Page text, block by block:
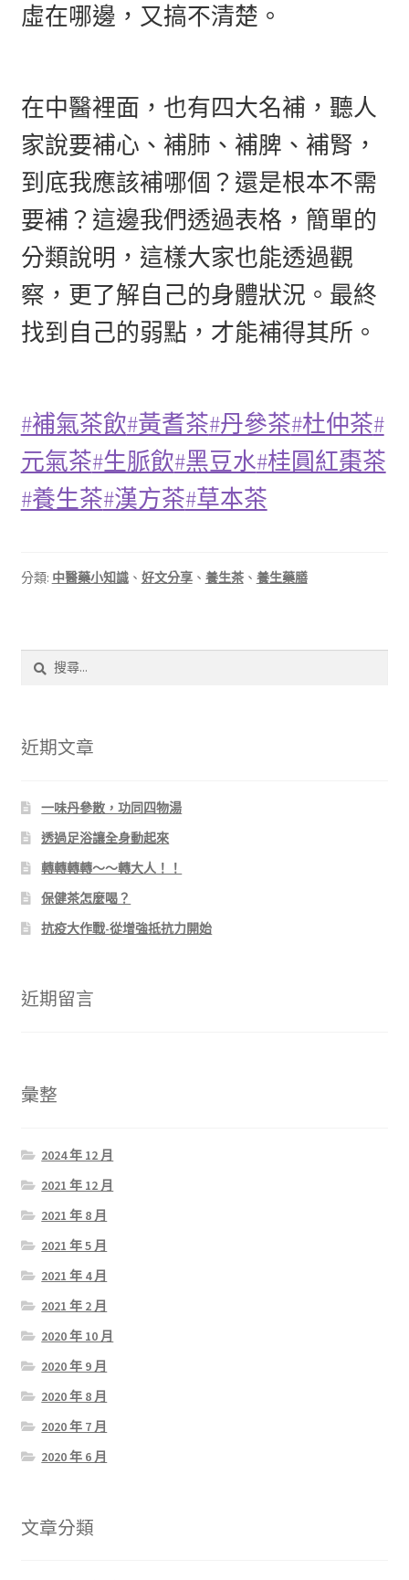
虛在哪邊，又搞不清楚。
在中醫裡面，也有四大名補，聽人
家說要補心、補肺、補脾、補腎，
到底我應該補哪個？還是根本不需
要補？這邊我們透過表格，簡單的
分類說明，這樣大家也能透過觀
察，更了解自己的身體狀況。最終
找到自己的弱點，才能補得其所。
#補氣茶飲#黃耆茶#丹參茶#杜仲茶#
元氣茶#生脈飲#黑豆水#桂圓紅棗茶
#養生茶#漢方茶#草本茶
分類: 中醫藥小知識、 好文分享、 養生茶、 養生藥膳
字:
近期文章
一味丹參散，功同四物湯
透過足浴讓全身動起來
轉轉轉轉～～轉大人！！
保健茶怎麼喝？
抗疫大作戰-從增強抵抗力開始
近期留言
彙整
2024 年 12 月
2021 年 12 月
2021 年 8 月
2021 年 5 月
2021 年 4 月
2021 年 2 月
2020 年 10 月
2020 年 9 月
2020 年 8 月
2020 年 7 月
2020 年 6 月
文章分類